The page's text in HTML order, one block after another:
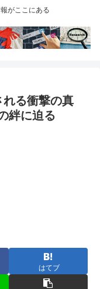
がここにある
れる衝撃の真
絆に迫る
はてブ